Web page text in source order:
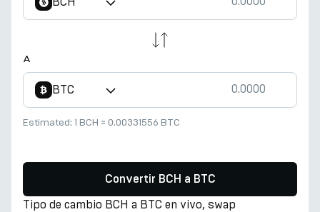
A
BTC
Estimated: 1 BCH ≈ 0.00331556 BTC
Convertir BCH a BTC
Tipo de cambio BCH a BTC en vivo, swap